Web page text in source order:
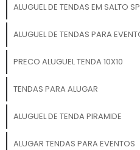
ALUGUEL DE TENDAS EM SALTO SP
ALUGUEL DE TENDAS PARA
PRECO ALUGUEL TENDA 10X10
TENDAS PARA ALUGAR
ALUGUEL DE TENDA PIRAMIDE
ALUGAR TENDAS PARA EVENTOS